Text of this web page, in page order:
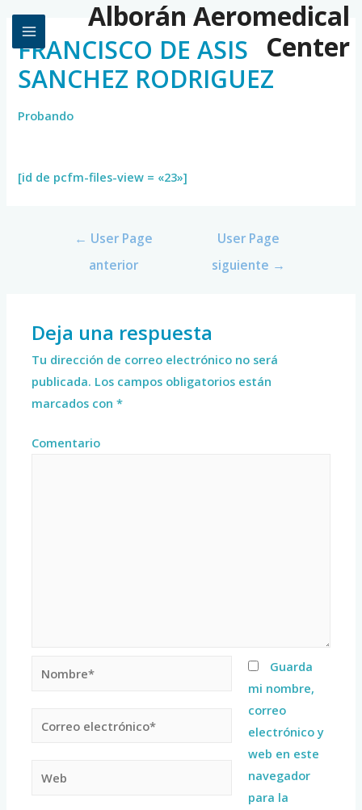
Alborán Aeromedical
Center
FRANCISCO DE ASIS
SANCHEZ RODRIGUEZ
Probando
[id de pcfm-files-view = «23»]
← User Page
anterior
User Page
siguiente →
Deja una respuesta
Tu dirección de correo electrónico no será
publicada. Los campos obligatorios están
marcados con*
Comentario
Guarda
mi nombre,
correo
electrónico y
web en este
navegador
para la